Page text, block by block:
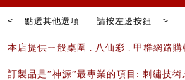
< 點選其他選項 請按左邊按鈕 >
本店提供ㄧ般桌圍 . 八仙彩 . 甲群網路購
訂製品是”神源”最專業的項目 : 刺繡技術